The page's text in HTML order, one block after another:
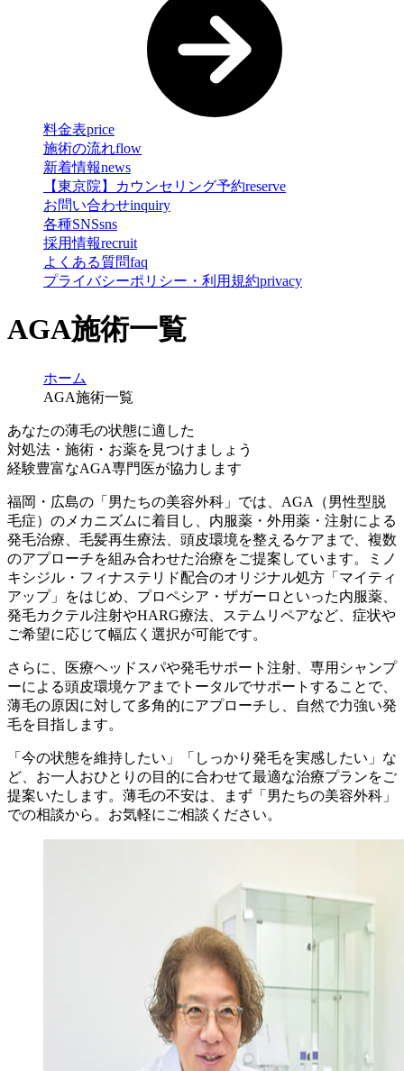
料金表price
施術の流れflow
新着情報news
【東京院】カウンセリング予約reserve
お問い合わせinquiry
各種SNSsns
採用情報recruit
よくある質問faq
プライバシーポリシー・利用規約privacy
AGA施術一覧
ホーム
AGA施術一覧
あなたの薄⽑の状態に適した
対処法・施術・お薬を⾒つけましょう
経験豊富なAGA専⾨医が協⼒します
福岡・広島の「男たちの美容外科」では、AGA（男性型脱
⽑症）のメカニズムに着⽬し、内服薬・外⽤薬・注射による
発⽑治療、⽑髪再⽣療法、頭⽪環境を整えるケアまで、複数
のアプローチを組み合わせた治療をご提案しています。ミノ
キシジル・フィナステリド配合のオリジナル処⽅「マイティ
アップ」をはじめ、プロペシア・ザガーロといった内服薬、
発⽑カクテル注射やHARG療法、ステムリペアなど、症状や
ご希望に応じて幅広く選択が可能です。
さらに、医療ヘッドスパや発⽑サポート注射、専⽤シャンプ
ーによる頭⽪環境ケアまでトータルでサポートすることで、
薄⽑の原因に対して多⾓的にアプローチし、⾃然で⼒強い発
⽑を⽬指します。
「今の状態を維持したい」「しっかり発⽑を実感したい」な
ど、お⼀⼈おひとりの⽬的に合わせて最適な治療プランをご
提案いたします。薄⽑の不安は、まず「男たちの美容外科」
での相談から。お気軽にご相談ください。